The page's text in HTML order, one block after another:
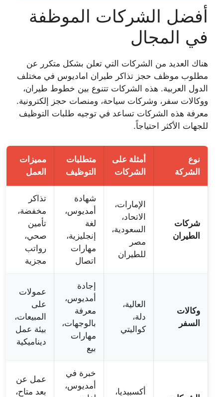
أفضل الشركات الموظفة
في المجال
هناك العديد من الشركات التي تعلن بشكل متكرر عن
مطلوب موظف حجز تذاكر طيران اماديوس في مختلف
الدول العربية. هذه الشركات تتنوع بين خطوط طيران،
ووكالات سفر، وشركات سياحة، ومنصات حجز إلكترونية.
معرفة هذه الشركات تساعد في توجيه طلبات التوظيف
للجهات الأكثر احتياجاً.
نوع
الشركة
أمثلة على
الشركات
متطلبات
التوظيف
مميزات
العمل
شركات
الطيران
الإمارات،
الاتحاد،
السعودية،
مصر
للطيران
شهادة
أمديوس،
لغة
إنجليزية،
مهارات
اتصال
تذاكر
مخفضة،
تأمين
صحي،
رواتب
مجزية
وكالات
السفر
العالية،
دلة،
كواليتي
إجادة
أمديوس،
معرفة
بالوجهات،
مهارات
بيع
عمولات
على
المبيعات،
بيئة عمل
ديناميكية
أكسبيديا،
خبرة في
أمديوس،
عمل عن
بعد متاح،